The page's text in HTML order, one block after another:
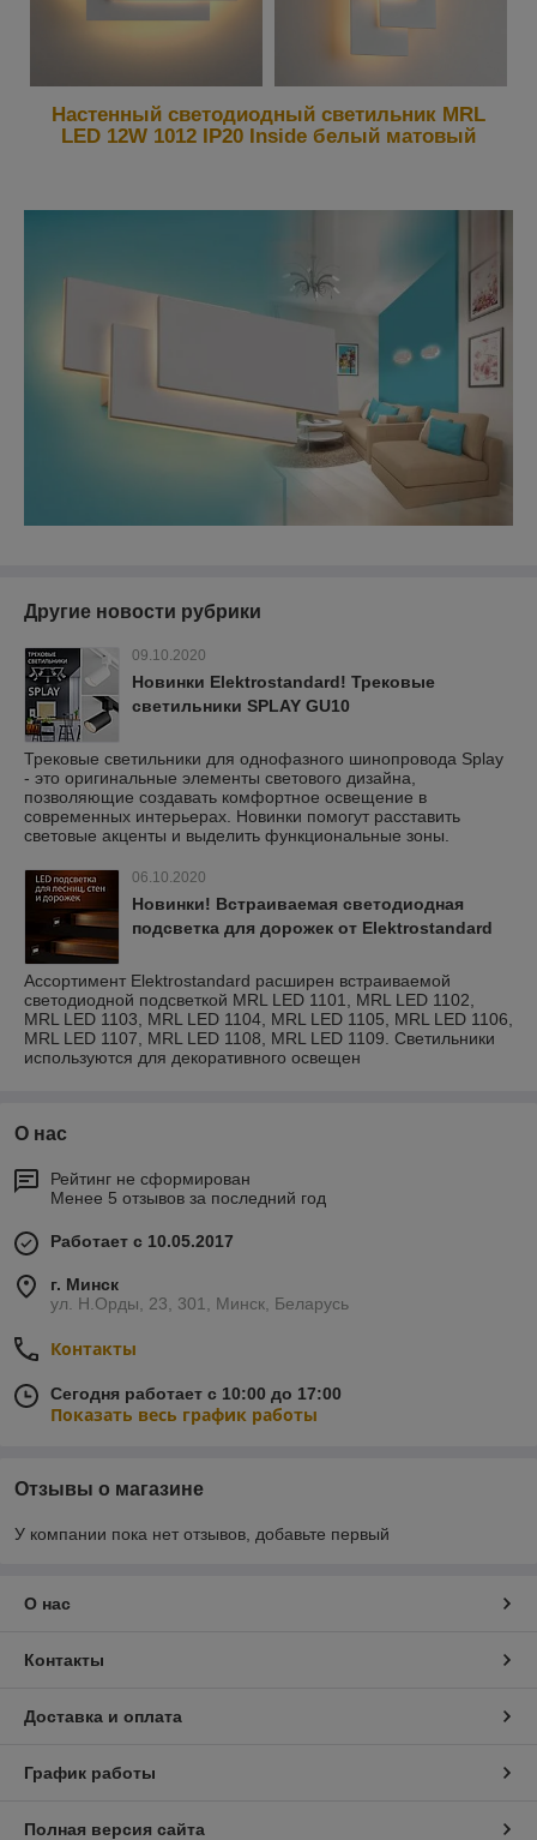
Настенный светодиодный светильник MRL
LED 12W 1012 IP20 Inside белый матовый
Другие новости рубрики
09.10.2020
Новинки Elektrostandard! Трековые
светильники SPLAY GU10
Трековые светильники для однофазного шинопровода Splay
- это оригинальные элементы светового дизайна,
позволяющие создавать комфортное освещение в
современных интерьерах. Новинки помогут расставить
световые акценты и выделить функциональные зоны.
06.10.2020
Новинки! Встраиваемая светодиодная
подсветка для дорожек от Elektrostandard
Ассортимент Elektrostandard расширен встраиваемой
светодиодной подсветкой MRL LED 1101, MRL LED 1102,
MRL LED 1103, MRL LED 1104, MRL LED 1105, MRL LED 1106,
MRL LED 1107, MRL LED 1108, MRL LED 1109. Светильники
используются для декоративного освещен
О нас
Рейтинг не сформирован
Менее 5 отзывов за последний год
Работает с 10.05.2017
г. Минск
ул. Н.Орды, 23, 301, Минск, Беларусь
Контакты
Сегодня работает с 10:00 до 17:00
Показать весь график работы
Отзывы о магазине
У компании пока нет отзывов, добавьте первый
О нас
Контакты
Доставка и оплата
График работы
Полная версия сайта